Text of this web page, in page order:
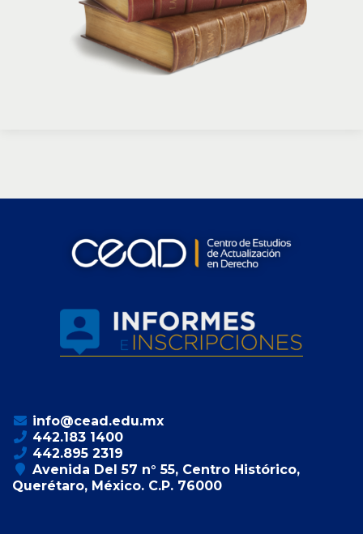
info@cead.edu.mx
442.183 1400
442.895 2319
Avenida Del 57 n° 55, Centro Histórico,
Querétaro, México. C.P. 76000